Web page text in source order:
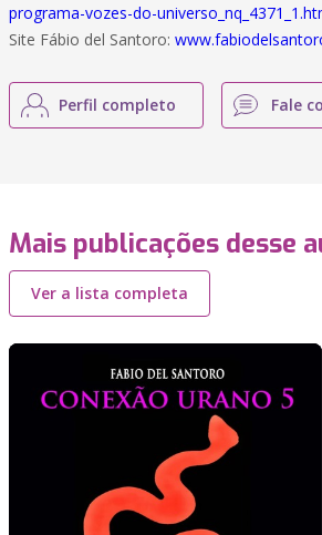
programa-vozes-do-
Site Fábio del Santoro:
Perfil completo Fale
Mais publicações desse
Ver a lista completa